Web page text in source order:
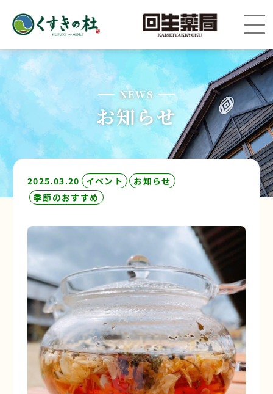
NEWS
お知らせ
2025.03.20 イベント
お知らせ
季節のおすすめ